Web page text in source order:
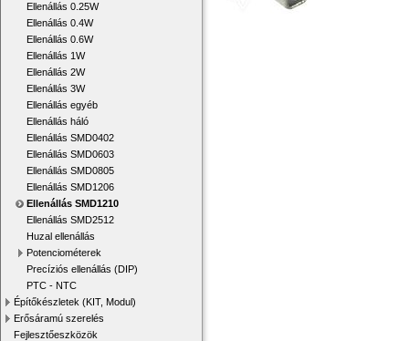
Ellenállás 0.25W
Ellenállás 0.4W
Ellenállás 0.6W
Ellenállás 1W
Ellenállás 2W
Ellenállás 3W
Ellenállás egyéb
Ellenállás háló
Ellenállás SMD0402
Ellenállás SMD0603
Ellenállás SMD0805
Ellenállás SMD1206
Ellenállás SMD1210
Ellenállás SMD2512
Huzal ellenállás
Potenciométerek
Precíziós ellenállás (DIP)
PTC - NTC
Építőkészletek (KIT, Modul)
Erősáramú szerelés
Fejlesztőeszközök